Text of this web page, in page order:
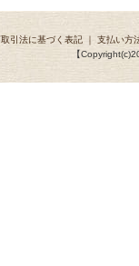
引法に基づく表記 ｜ 支払い方
【